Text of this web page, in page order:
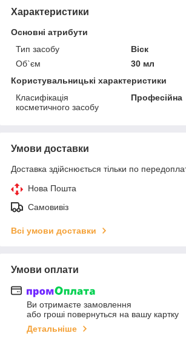
Характеристики
Основні атрибути
Тип засобу
Віск
Об`єм
30 мл
Користувальницькі характеристики
Класифікація
косметичного засобу
Професійна
Умови доставки
Доставка здійснюється тільки по
Нова Пошта
Самовивіз
Всі умови доставки
Умови оплати
Ви отримаєте замовлення
або гроші повернуться на вашу картку
Детальніше